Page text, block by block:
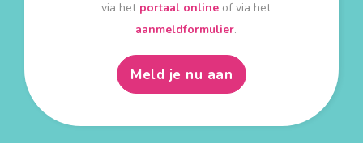
via het portaal onlineof via het
aanmeldformulier.
Meld je nu aan